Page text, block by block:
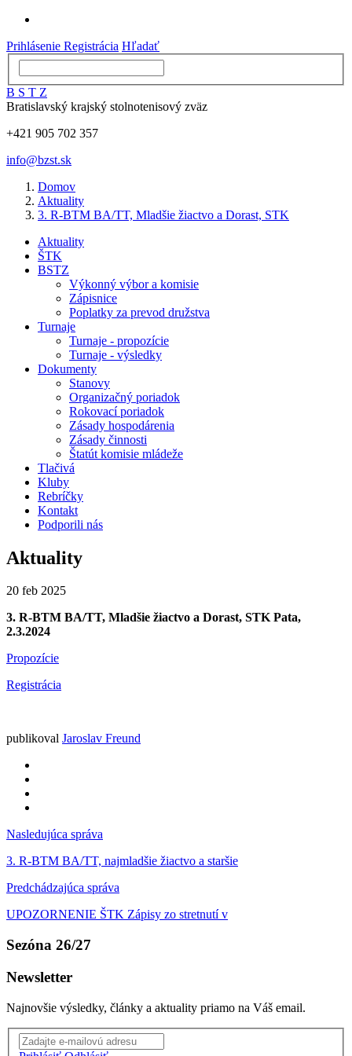
Prihlásenie Registrácia Hľadať
B S T Z
Bratislavský krajský stolnotenisový zväz
+421 905 702 357
info@bzst.sk
Domov
Aktuality
3. R-BTM BA/TT, Mladšie žiactvo a Dorast, STK
Aktuality
ŠTK
BSTZ
Výkonný výbor a komisie
Zápisnice
Poplatky za prevod družstva
Turnaje
Turnaje - propozície
Turnaje - výsledky
Dokumenty
Stanovy
Organizačný poriadok
Rokovací poriadok
Zásady hospodárenia
Zásady činnosti
Štatút komisie mládeže
Tlačivá
Kluby
Rebríčky
Kontakt
Podporili nás
Aktuality
20 feb 2025
3. R-BTM BA/TT, Mladšie žiactvo a Dorast, STK Pata,
2.3.2024
Propozície
Registrácia
publikoval Jaroslav Freund
Nasledujúca správa
3. R-BTM BA/TT, najmladšie žiactvo a staršie
Predchádzajúca správa
UPOZORNENIE ŠTK Zápisy zo stretnutí v
Sezóna 26/27
Newsletter
Najnovšie výsledky, články a aktuality priamo na Váš email.